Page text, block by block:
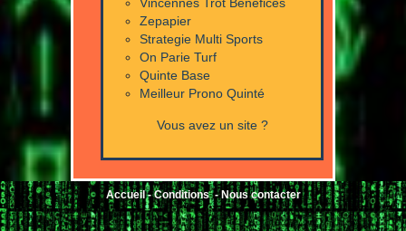
Zepapier
Strategie Multi Sports
On Parie Turf
Quinte Base
Meilleur Prono Quinté
Vous avez un site ?
Accueil-Conditions-Nous contacter